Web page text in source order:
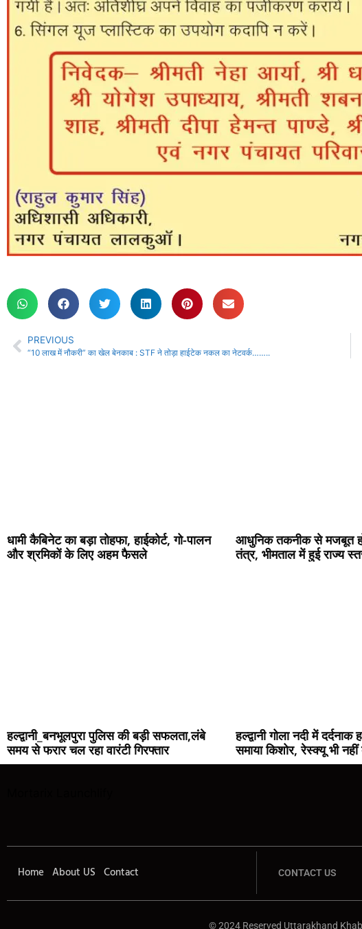
PREVIOUS
“10 लाख में नौकरी” का खेल बेनकाब : STF ने तोड़ा हाईटेक नकल का नेटवर्क……..
धामी कैबिनेट का बड़ा तोहफा, हाईकोर्ट, गो-पालन
और श्रमिकों के लिए अहम फैसले
आधुनिक तकनीक से मजबूत
तंत्र, भीमताल में हुई राज्य
हल्द्वानी_बनभूलपुरा पुलिस की बड़ी सफलता,लंबे
समय से फरार चल रहा वारंटी गिरफ्तार
हल्द्वानी गोला नदी में दर्दनाक
समाया किशोर, रेस्क्यू भी
Home About US Contact CONTACT US
© 2024 Reserved Uttarakhand